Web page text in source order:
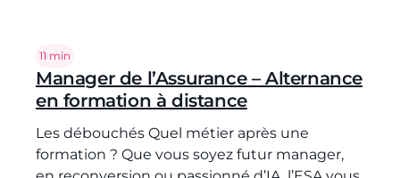
Temps de lecture :
11 min
Manager de l’Assurance – Alternance
en formation à distance
Les débouchés Quel métier après une
formation ? Que vous soyez futur manager,